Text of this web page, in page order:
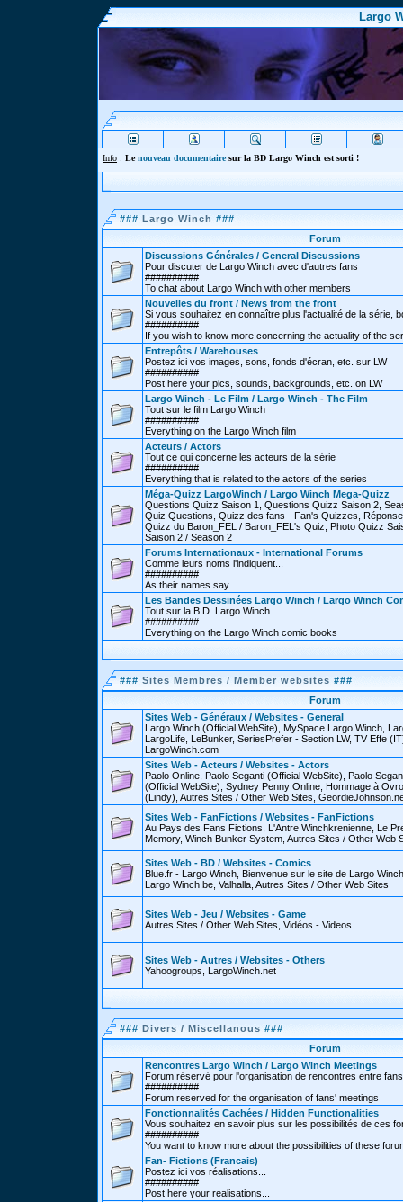
Largo
Info : Lenouveau documentairesur la BD Largo Winch est sorti !
### Largo Winch ###
Forum
Discussions Générales / General Discussions
Pour discuter de Largo Winch avec d'autres fans
##########
To chat about Largo Winch with other members
Nouvelles du front / News from the front
Si vous souhaitez en connaître plus l'actualité de la série,
##########
If you wish to know more concerning the actuality of the
Entrepôts / Warehouses
Postez ici vos images, sons, fonds d'écran, etc. sur LW
##########
Post here your pics, sounds, backgrounds, etc. on LW
Largo Winch - Le Film / Largo Winch - The Film
Tout sur le film Largo Winch
##########
Everything on the Largo Winch film
Acteurs / Actors
Tout ce qui concerne les acteurs de la série
##########
Everything that is related to the actors of the series
Méga-Quizz LargoWinch / Largo Winch Mega-Quizz
Questions Quizz Saison 1, Questions Quizz Saison 2,
Quiz Questions, Quizz des fans - Fan's Quizzes,
Quizz du Baron_FEL / Baron_FEL's Quiz, Photo Quizz
Saison 2 / Season 2
Forums Internationaux - International Forums
Comme leurs noms l'indiquent...
##########
As their names say...
Les Bandes Dessinées Largo Winch / Largo Winch
Tout sur la B.D. Largo Winch
##########
Everything on the Largo Winch comic books
### Sites Membres / Member websites ###
Forum
Sites Web - Généraux / Websites - General
Largo Winch (Official WebSite), MySpace Largo Winch,
LargoLife, LeBunker, SeriesPrefer - Section LW, TV Effe
LargoWinch.com
Sites Web - Acteurs / Websites - Actors
Paolo Online, Paolo Seganti (Official WebSite), Paolo
(Official WebSite), Sydney Penny Online, Hommage à
(Lindy), Autres Sites / Other Web Sites,
Sites Web - FanFictions / Websites - FanFictions
Au Pays des Fans Fictions, L'Antre Winchkrenienne, Le
Memory, Winch Bunker System, Autres Sites / Other Web
Sites Web - BD / Websites - Comics
Blue.fr - Largo Winch, Bienvenue sur le site de Largo
Largo Winch.be, Valhalla, Autres Sites / Other Web Sites
Sites Web - Jeu / Websites - Game
Autres Sites / Other Web Sites, Vidéos - Videos
Sites Web - Autres / Websites - Others
Yahoogroups, LargoWinch.net
### Divers / Miscellanous ###
Forum
Rencontres Largo Winch / Largo Winch Meetings
Forum réservé pour l'organisation de rencontres entre fans
##########
Forum reserved for the organisation of fans' meetings
Fonctionnalités Cachées / Hidden Functionalities
Vous souhaitez en savoir plus sur les possibilités de ces
##########
You want to know more about the possibilities of these
Fan- Fictions (Francais)
Postez ici vos réalisations...
##########
Post here your realisations...